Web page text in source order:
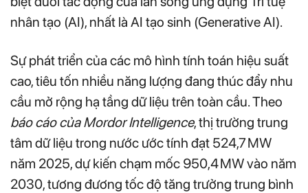
nhân tạo (AI), nhất là AI tạo sinh (Generative AI).
Sự phát triển của các mô hình tính toán hiệu suất
cao, tiêu tốn nhiều năng lượng đang thúc đẩy nhu
cầu mở rộng hạ tầng dữ liệu trên toàn cầu. Theo
báo cáo của Mordor Intelligence, thị trường trung
tâm dữ liệu trong nước ước tính đạt 524,7 MW
năm 2025, dự kiến chạm mốc 950,4 MW vào năm
2030, tương đương tốc độ tăng trưởng trung bình